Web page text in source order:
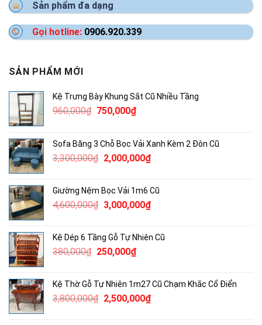
Sản phẩm đa dạng
Gọi hotline: 0906.920.339
SẢN PHẨM MỚI
Kệ Trưng Bày Khung Sắt Cũ Nhiều Tầng
960,000₫ Giá
960,000₫.
750,000₫Giá
là:
750,000₫.
Sofa Băng 3 Chỗ Bọc Vải Xanh Kèm 2 Đôn Cũ
3,300,000₫ Giá
3,300,000₫.
2,000,000₫Giá
là:
2,000,000₫.
Giường Nệm Bọc Vải 1m6 Cũ
4,600,000₫ Giá
4,600,000₫.
3,000,000₫Giá
là:
Kệ Dép 6 Tầng Gỗ Tự Nhiên Cũ
380,000₫ Giá
380,000₫.
250,000₫Giá
là:
250,000₫.
Kệ Thờ Gỗ Tự Nhiên 1m27 Cũ Chạm Khắc Cổ Điển
3,800,000₫ Giá
2,500,000₫Giá